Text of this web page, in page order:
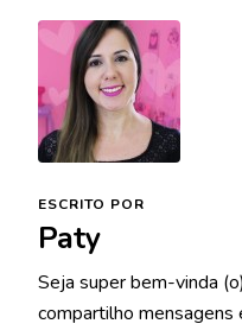
ESCRITO POR
Paty
Seja super bem-vinda
compartilho mensagens